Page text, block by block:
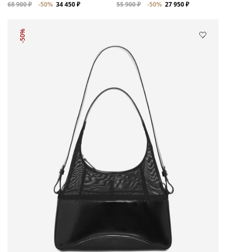
68 900 ₽ -50% 34 450 ₽ 55 900 ₽ -50% 27 950 ₽
-50%